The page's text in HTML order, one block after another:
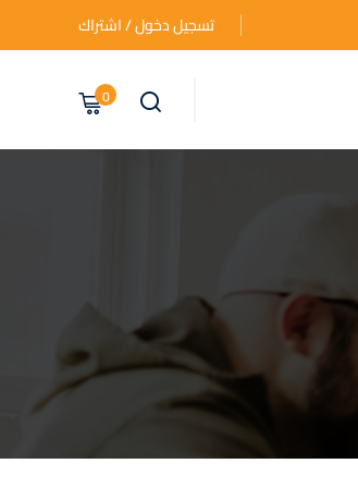
تسجيل دخول / اشتراك
0